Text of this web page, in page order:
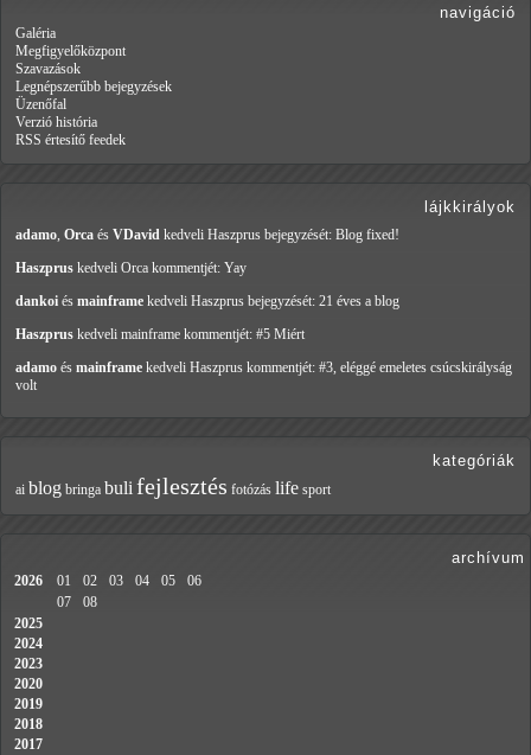
navigáció
Galéria
Megfigyelőközpont
Szavazások
Legnépszerűbb bejegyzések
Üzenőfal
Verzió história
RSS értesítő feedek
lájkkirályok
adamo, Orca és VDavid kedveli Haszprus bejegyzését: Blog fixed!
Haszprus kedveli Orca kommentjét: Yay
dankoi és mainframe kedveli Haszprus bejegyzését: 21 éves a blog
Haszprus kedveli mainframe kommentjét: #5 Miért
adamo és mainframe kedveli Haszprus kommentjét: #3, eléggé emeletes csúcskirályság
volt
kategóriák
ai blog bringa buli fejlesztés fotózás life sport
archívum
2026 01 02 03 04 05
06
07
08
2025
2024
2023
2020
2019
2018
2017